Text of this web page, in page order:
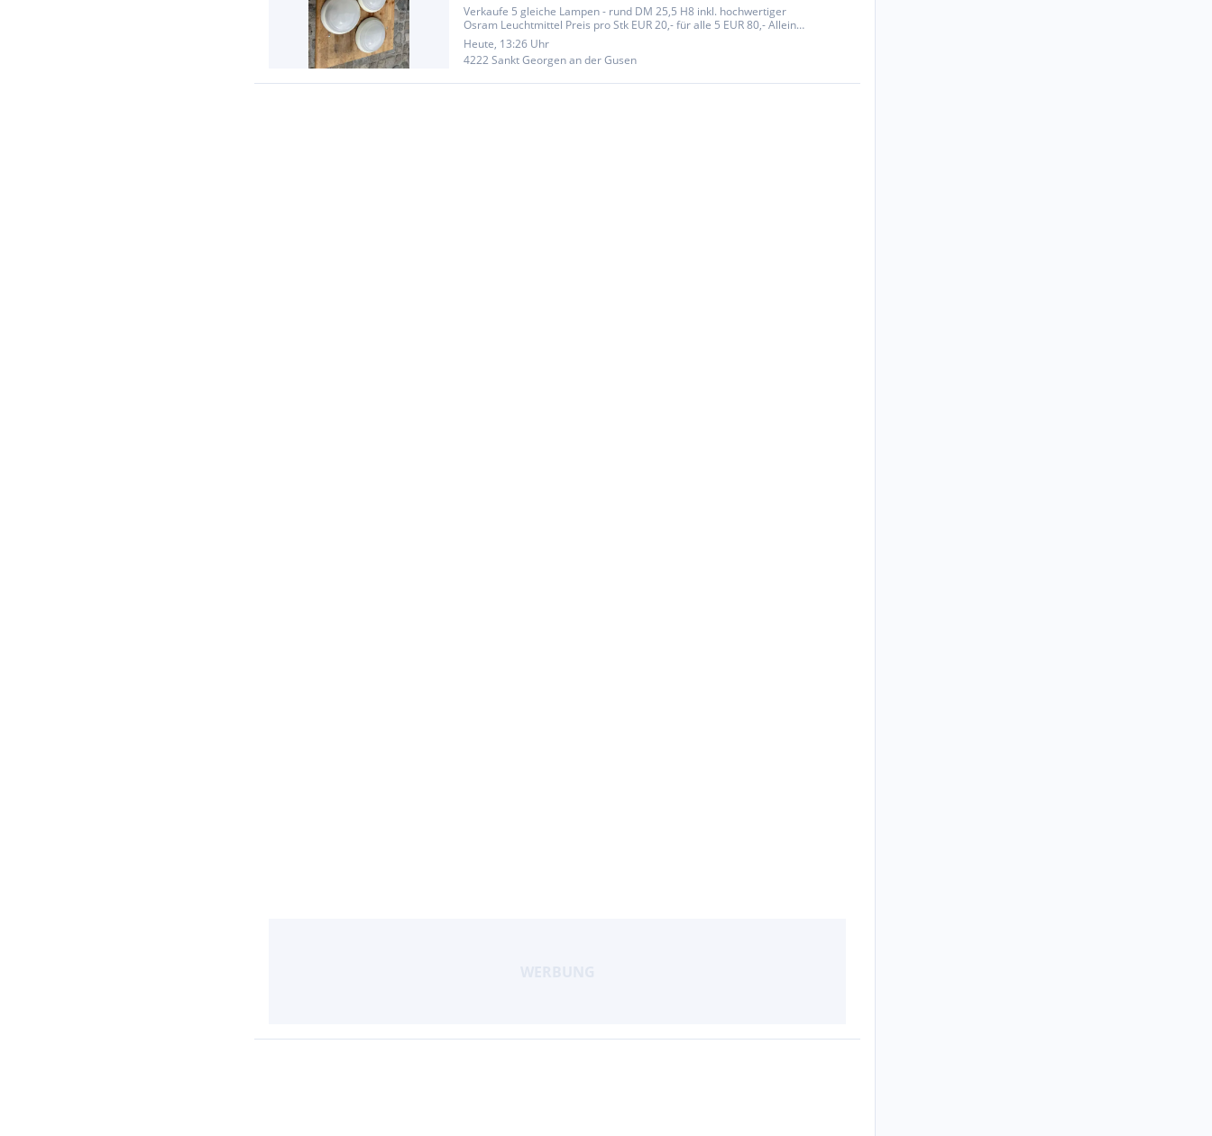
Verkaufe 5 gleiche Lampen - rund DM 25,5 H8 inkl. hochwertiger
Osram Leuchtmittel Preis pro Stk EUR 20,- für alle 5 EUR 80,- Alleine
die Leuchtmittel kosten rund EUR 18,- pro Lampe!
Heute, 13:26 Uhr
4222 Sankt Georgen an der Gusen